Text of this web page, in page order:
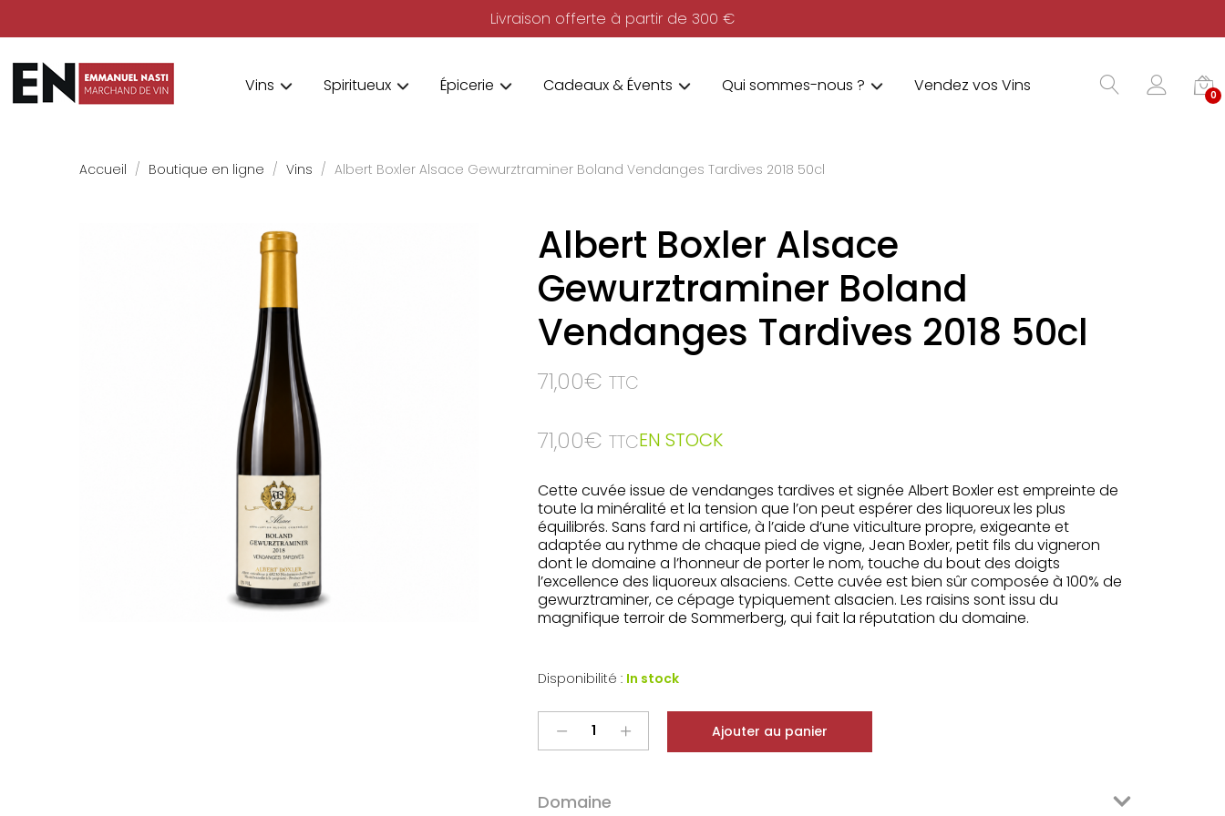
Livraison offerte à partir de 300 €
Vins Spiritueux Épicerie Cadeaux & Évents Qui sommes-nous ? Vendez vos Vins 0
Accueil Boutique en ligne Vins Albert Boxler Alsace Gewurztraminer Boland Vendanges Tardives 2018 50cl
Albert Boxler Alsace
Gewurztraminer Boland
Vendanges Tardives 2018 50cl
71,00€ TTC
71,00€ TTCEN STOCK
Cette cuvée issue de vendanges tardives et signée Albert Boxler est empreinte de
toute la minéralité et la tension que l’on peut espérer des liquoreux les plus
équilibrés. Sans fard ni artifice, à l’aide d’une viticulture propre, exigeante et
adaptée au rythme de chaque pied de vigne, Jean Boxler, petit fils du vigneron
dont le domaine a l’honneur de porter le nom, touche du bout des doigts
l’excellence des liquoreux alsaciens. Cette cuvée est bien sûr composée à 100% de
gewurztraminer, ce cépage typiquement alsacien. Les raisins sont issu du
magnifique terroir de Sommerberg, qui fait la réputation du domaine.
Disponibilité : In stock
Albert
Boland
Ajouter au panier
Domaine